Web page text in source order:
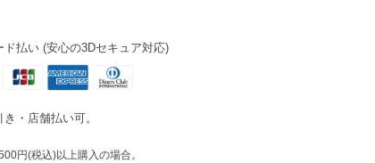
ド払い (安心の3Dセキュア対応)
・店舗払い可。
円(税込)以上購入の場合。